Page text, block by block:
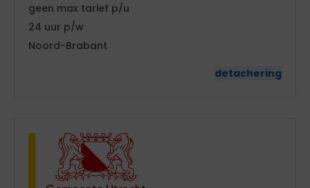
geen
tarief
24
Noord-Brabant
detachering